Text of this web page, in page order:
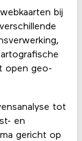
bij
open geo-
tot
en
gericht op